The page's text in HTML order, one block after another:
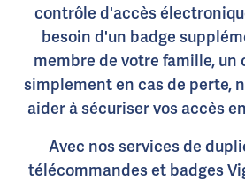
contrôle d'accès
besoin d'un badge
membre de votre famille, un
simplement en cas de perte,
aider à sécuriser vos accès
Avec nos services de
télécommandes et badges